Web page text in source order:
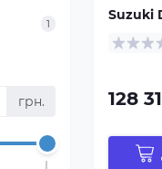
1
грн.
Suzuki
128